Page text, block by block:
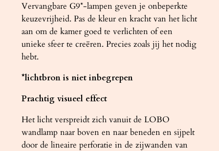
Vervangbare G9*-lampen geven je onbeperkte
keuzevrijheid. Pas de kleur en kracht van het licht
aan om de kamer goed te verlichten of een
unieke sfeer te creëren. Precies zoals jij het nodig
hebt.
*lichtbron is niet inbegrepen
Prachtig visueel effect
Het licht verspreidt zich vanuit de LOBO
wandlamp naar boven en naar beneden en sijpelt
door de lineaire perforatie in de zijwanden van